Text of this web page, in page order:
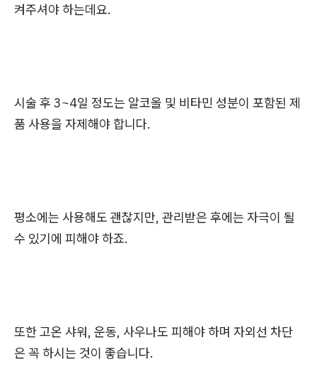
켜주셔야 하는데요.
시술 후 3~4일 정도는 알코올 및 비타민 성분이 포함된 제
품 사용을 자제해야 합니다.
평소에는 사용해도 괜찮지만, 관리받은 후에는 자극이 될
수 있기에 피해야 하죠.
또한 고온 샤워, 운동, 사우나도 피해야 하며 자외선 차단
은 꼭 하시는 것이 좋습니다.